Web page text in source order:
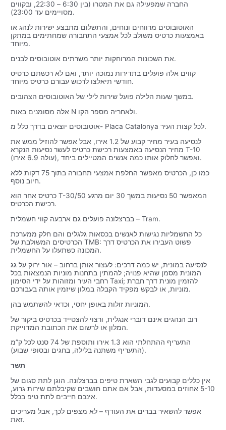
החברה שמפעילה גם את המטרו (בין 6:30 – 22:30, ובקווים
מסויימים עד 23:00).
האוטובוסים מרווחים ונוחים, והתשלום מתבצע ישירות לנהג או
באמצעות כרטיס משולב לכל אמצעי התחבורה שמחתימים במתקן
מיוחד.
את השכונות המרוחקות יותר משרתים אוטובוסים לבנים.
קווים אלה פועלים בתדירות נמוכה יותר, ואם לא רכשתם כרטיס
חודשי תיאלצו לרכוש עבורם כרטיס מיוחד.
במשך שעות הלילה פועל שירות לילי של האוטובוסים הצהובים.
אלה מסומנים באות N ולאחריה מספר הקו.
אוטובוסים יוצאים בדרך כלל מ- Placa Catalonya לכל קצות העיר.
לנסיעה בעיר מחיר קבוע של 1.2 אירו, אבל אפשר להוזיל ממש את
מחיר הנסיעה באמצעות רכישת כרטיס לעשר נסיעות הנקרא T-10
(עולה 6.9 אירו), ואפשר לחלוק אותו כמה אנשים המטיילים ביחד.
כמו כן, הכרטיס מאפשר החלפת אמצעי תחבורה בתוך 75 דקות ללא
חיוב נוסף.
כרטיס אחר הוא T-30/50 המאפשר 50 נסיעות במשך 30 יום מרגע
רכישת הכרטיס.
בברצלונה פועלים גם ארבעה קווי חשמלית – Tram.
כל החשמליות נגישות לאנשים בכסאות גלגלים והם חלק ממערכת
הכרטיסים המשולבת של TMB: פשוט העבירו את הכרטיס דרך
המכונה כשתעלו על החשמלית.
לנסיעה במונית, יש כמה דרכים: לעצור אותן ברחוב – אור ירוק על גג
המונית מסמן שהיא פנויה; להמתין בתחנות מוניות הנמצאות בכל
רחבי העיר ומזוהות על ידי הסימון Taxi; להזמין מונית דרך חברת
מוניות, או לבקש מפקיד הקבלה במלון שיזמין אותה בעבורכם.
המוניות זולות באופן יחסי, וכדאי להשתמש בהן.
רוב הנהגים אינם דוברי אנגלית, ורצוי להצטייד בכרטיס ביקור של
המלון או לרשום את הכתובת המדוייקת.
התעריף ההתחלתי הוא 1.3 אירו ותוספת של 74 סנט לכל ק”מ
(התעריף משתנה בלילה, בחגים ובסופי שבוע).
תשר
אין כללים קבועים לגבי השארת טיפים בברצלונה. הוגן לתת סגום של
5-10 אחוזים במסעדות, אבל אם אתם חושבים שקיבלתם שירות גרוע,
אינכם חייבים לתת טיפ בכלל.
אפשר להשאיר בברים את העודף – לא מצפים לכך, אבל מעריכים
זאת.